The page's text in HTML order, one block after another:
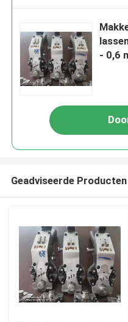
- 0,6
Geadviseerde Producten